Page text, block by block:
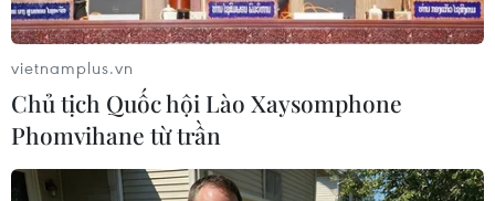
Theo dõi VietnamPlus
vietnamplus.vn
Chủ tịch Quốc hội Lào Xaysomphone
Phomvihane từ trần